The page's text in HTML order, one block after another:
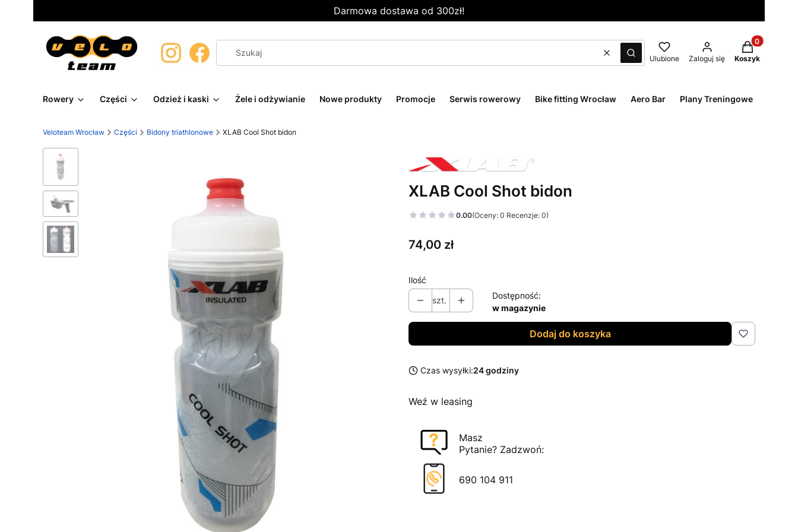
Darmowa dostawa od 300zł!
WyczyśćSzukajUlubione Zaloguj się
Produkty w
Koszyk
Rowery Części Odzież i kaski Żele i odżywianie Nowe produkty Promocje Serwis rowerowy Bike fitting Wrocław Aero Bar Plany Treningowe
Veloteam Wrocław Części Bidony triathlonowe XLAB Cool Shot bidon
XLAB Cool Shot bidon
0.00(Oceny: 0 Recenzje: 0)
Cena
74,00 zł
Ilość
szt.
Dostępność:
w magazynie
Dodaj do koszyka
Czas wysyłki:24 godziny
Weź w leasing
Masz
Pytanie? Zadzwoń:
690 104 911